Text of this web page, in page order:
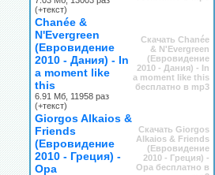
(+текст)
Chanée &
N'Evergreen
(Евровидение
2010 - Дания) - In
a moment like
this
6.91 Мб, 11958 раз
(+текст)
Скачать Chanée
& N'Evergreen
(Евровидение
2010 - Дания) - In
a moment like this
бесплатно в mp3
Giorgos Alkaios &
Friends
(Евровидение
2010 - Греция) -
Opa
Скачать Giorgos
Alkaios & Friends
(Евровидение
2010 - Греция) -
Opa бесплатно в